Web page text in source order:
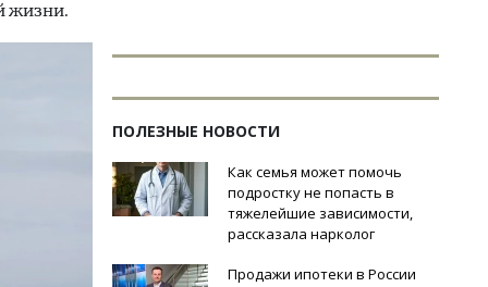
жизни.
ПОЛЕЗНЫЕ НОВОСТИ
Как семья может помочь
подростку не попасть в
тяжелейшие зависимости,
рассказала нарколог
Продажи ипотеки в России